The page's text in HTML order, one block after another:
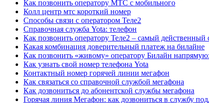
Как позвонить оператору МТС с мобильного
Колл центр мтс короткий номер
Способы связи с оператором Теле2
Справочная служба Yota: телефон
Как позвонить оператору Теле2 – самый действенный
Какая комбинация доверительный платеж на билайне
Как позвонить «живому» оператору Билайн
Как узнать свой номер телефона Yota
Контактный номер горячей линии мегафон
Как связаться со справочной службой мегафона
Как дозвониться до абонентской службы мегафона
Горячая линия Мегафон: как дозвониться в службу